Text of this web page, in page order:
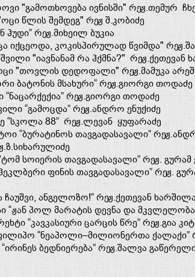
"გამოთხოვება ივნისში" რეჟ.თემურ
წლის შემდეგ" რეჟ შ.კობიძე
ჰუდი” რეჟ.მიხეილ ბუკია
იქცეოდა, კოკისპირულად წვიმდა"
"იავნანამ რა ჰქმნა?" რეჟ.ქეთევან
"თოვლის დედოფალი" რეჟ.მამუკა
ბატონის მსახური“ რეჟ.გიორგი თოდაძე
რეჟ.გიორგი თოდაძე
“გამოცდა” რეჟ.ანდრო ენუქიძე
“სკოლა 88” რეჟ.ლევან ყუფარაძე
“ბურატინოს თავგადასავალი”
სოიერის თავგადასავალი” რეჟ. გურამ
ფინის თავგადასავალი” რეჟ.
ჩაუშვი, ანგელოზო!” რეჟ.ქეთევან
“ჟან პოლ მარატის დევნა და
“კავკასიური ცარცის წრე” რეჟ.გია
“ნეაპოლი–მილიონერთა ქალაქი”
ბედნიერება” რეჟ.შალვა